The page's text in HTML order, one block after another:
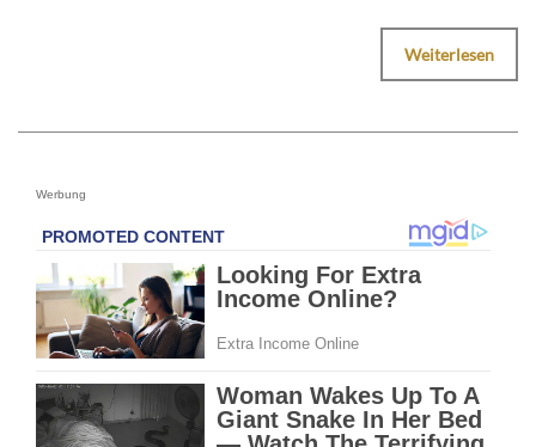
Weiterlesen
Werbung